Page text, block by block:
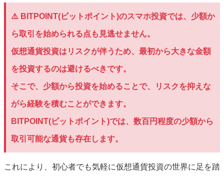
⚠️ BITPOINT(ビットポイント)のスマホ投資では、少額か
ら取引を始められる点も見逃せません。
仮想通貨投資はリスクが伴うため、最初から大きな金額
を投資するのは避けるべきです。
そこで、少額から投資を始めることで、リスクを抑えな
がら経験を積むことができます。
BITPOINT(ビットポイント)では、数百円程度の少額から
取引可能な通貨も存在します。
これにより、初心者でも気軽に仮想通貨投資の世界に足を踏